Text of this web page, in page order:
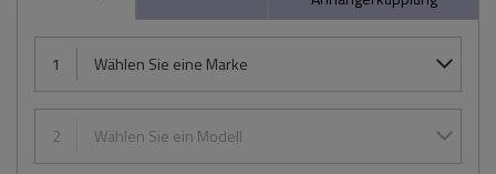
1 Wählen Sie eine Marke
2 Wählen Sie ein Modell